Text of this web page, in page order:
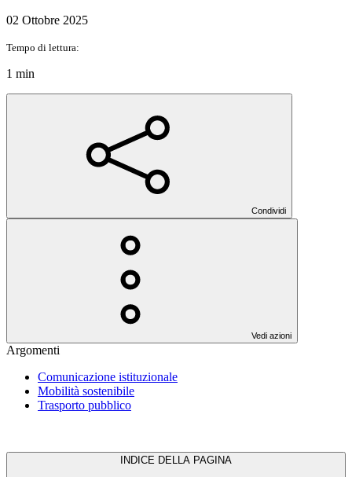
02 Ottobre 2025
Tempo di lettura:
1 min
Condividi
Vedi azioni
Argomenti
Comunicazione istituzionale
Mobilità sostenibile
Trasporto pubblico
INDICE DELLA PAGINA